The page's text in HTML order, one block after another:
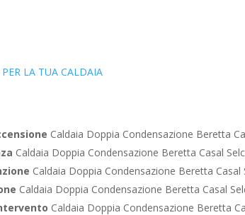
LA TUA CALDAIA
Caldaia Doppia Condensazione Beretta
Caldaia Doppia Condensazione Beretta Casal
Caldaia Doppia Condensazione Beretta Casal
Caldaia Doppia Condensazione Beretta Casal
Caldaia Doppia Condensazione Beretta